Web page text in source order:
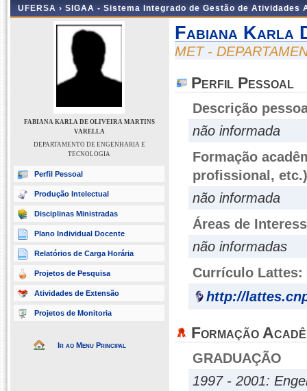
UFERSA › SIGAA - Sistema Integrado de Gestão de Atividades
FABIANA KARLA DE OLIVEIRA MARTINS
VARELLA
DEPARTAMENTO DE ENGENHARIA E
TECNOLOGIA
Perfil Pessoal
Produção Intelectual
Disciplinas Ministradas
Plano Individual Docente
Relatórios de Carga Horária
Projetos de Pesquisa
Atividades de Extensão
Projetos de Monitoria
Ir ao Menu Principal
Fabiana Karla
MET -
Perfil Pessoal
Descrição
não informada
Formação
profissional, etc.)
não informada
Áreas de
não informadas
Currículo Lattes:
http://
Formação
GRADUAÇÃO
1997 - 2001: